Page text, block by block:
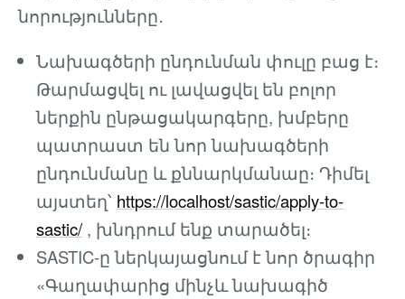
նորությունները․
Նախագծերի ընդունման փուլը բաց է։
Թարմացվել ու լավացվել են բոլոր
ներքին ընթացակարգերը, խմբերը
պատրաստ են նոր նախագծերի
ընդունմանը և քննարկմանաը։ Դիմել
այստեղ՝ https://localhost/sastic/apply-to-
sastic/, խնդրում ենք տարածել։
SASTIC-ը ներկայացնում է նոր ծրագիր
«Գաղափարից մինչև նախագիծ